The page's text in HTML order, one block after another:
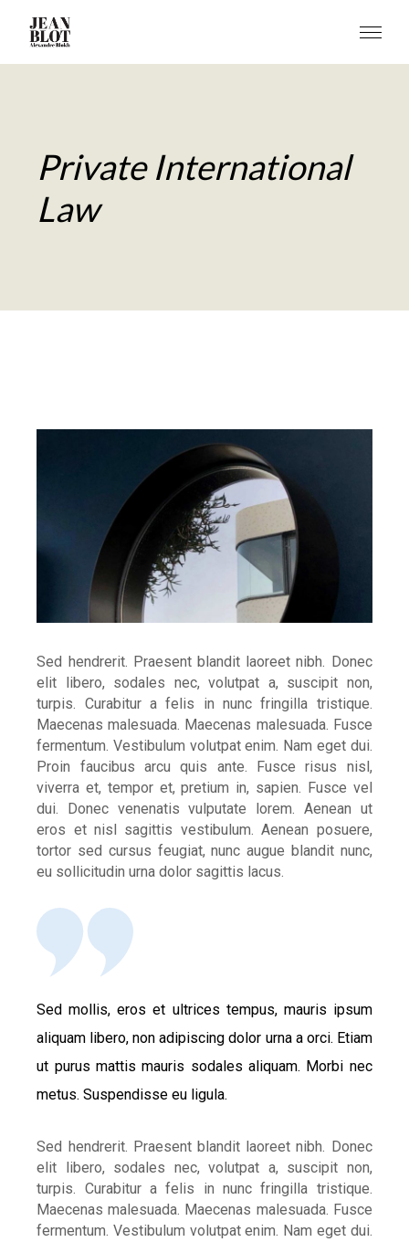
Private International
Law
Sed hendrerit. Praesent blandit laoreet nibh. Donec
elit libero, sodales nec, volutpat a, suscipit non,
turpis. Curabitur a felis in nunc fringilla tristique.
Maecenas malesuada. Maecenas malesuada. Fusce
fermentum. Vestibulum volutpat enim. Nam eget dui.
Proin faucibus arcu quis ante. Fusce risus nisl,
viverra et, tempor et, pretium in, sapien. Fusce vel
dui. Donec venenatis vulputate lorem. Aenean ut
eros et nisl sagittis vestibulum. Aenean posuere,
tortor sed cursus feugiat, nunc augue blandit nunc,
eu sollicitudin urna dolor sagittis lacus.
Sed mollis, eros et ultrices tempus, mauris ipsum
aliquam libero, non adipiscing dolor urna a orci. Etiam
ut purus mattis mauris sodales aliquam. Morbi nec
metus. Suspendisse eu ligula.
Sed hendrerit. Praesent blandit laoreet nibh. Donec
elit libero, sodales nec, volutpat a, suscipit non,
turpis. Curabitur a felis in nunc fringilla tristique.
Maecenas malesuada. Maecenas malesuada. Fusce
fermentum. Vestibulum volutpat enim. Nam eget dui.